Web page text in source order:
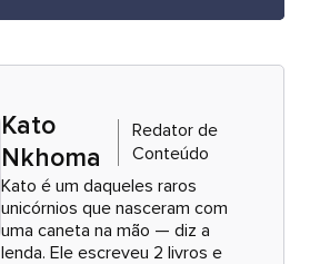
Kato
Nkhoma
Redator de
Conteúdo
Kato é um daqueles raros
unicórnios que nasceram com
uma caneta na mão — diz a
lenda. Ele escreveu 2 livros e